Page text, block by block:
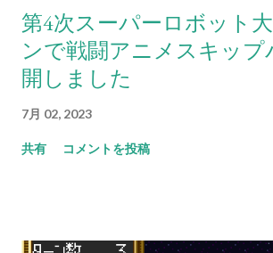
第4次スーパーロボット
ンで戦闘アニメスキップ
開しました
7月 02, 2023
共有 コメントを投稿